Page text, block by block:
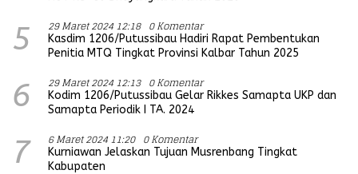
5 29 Maret 2024 12:18 0 Komentar
Kasdim 1206/Putussibau Hadiri Rapat Pembentukan
Penitia MTQ Tingkat Provinsi Kalbar Tahun 2025
6 29 Maret 2024 12:13 0 Komentar
Kodim 1206/Putussibau Gelar Rikkes Samapta UKP dan
Samapta Periodik I TA. 2024
7 6 Maret 2024 11:20 0 Komentar
Kurniawan Jelaskan Tujuan Musrenbang Tingkat
Kabupaten